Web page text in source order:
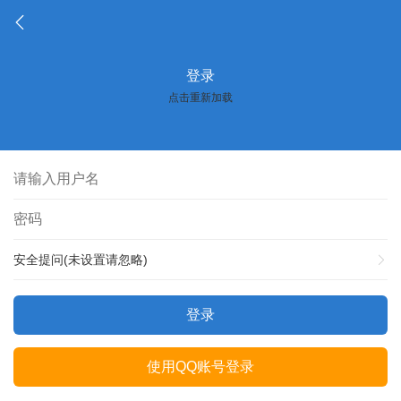
登录
点击重新加载
安全提问(未设置请忽略)
登录
使用QQ账号登录